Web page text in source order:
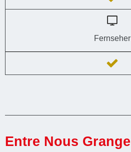
Fernseher
Entre Nous Grange